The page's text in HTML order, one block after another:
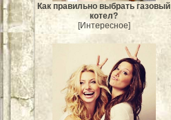
Как правильно выбрать газовый
котел?
[Интересное]